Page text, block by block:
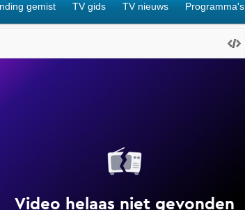
gemist TV gids TV nieuws Programma's